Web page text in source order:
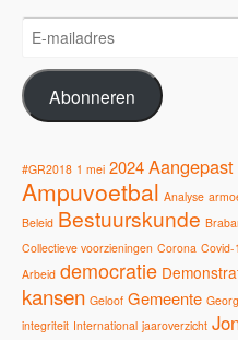
E-
mailadres
Abonneren
#GR2018 1 mei 2024
Ampuvoetbal Analyse
Beleid Bestuurskunde
Collectieve voorzieningen Corona Covid-
Arbeid democratie
kansen Geloof Gemeente
integriteit International jaaroverzicht